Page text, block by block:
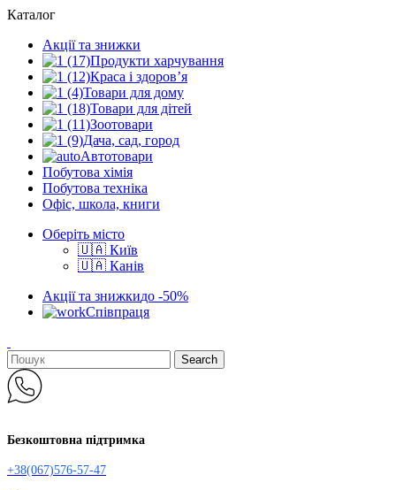
Каталог
Акції та знижки
Продукти харчування
Краса і здоров’я
Товари для дому
Товари для дітей
Зоотовари
Дача, сад, город
Автотовари
Побутова хімія
Побутова техніка
Офіс, школа, книги
Оберіть місто
🇺🇦 Київ
🇺🇦 Канів
Акції та знижкидо -50%
Співпраця
Search
Безкоштовна підтримка
+38(067)576-57-47